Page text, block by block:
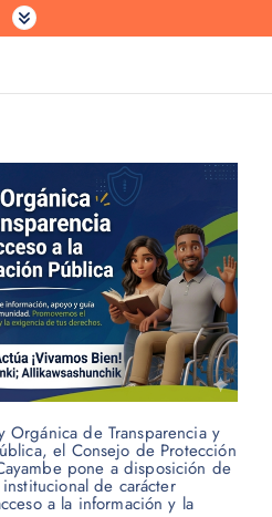
Orgánica de Transparencia y
el Consejo de Protección
pone a disposición de
de carácter
a la información y la